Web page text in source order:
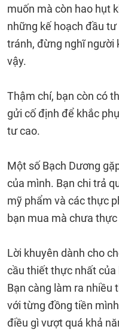
muốn mà còn hao hụt
những kế hoạch đầu
tránh, đừng nghĩ người
vậy.
Thậm chí, bạn còn có
gửi cố định để khắc
tư cao.
Một số Bạch Dương
của mình. Bạn chi trả
mỹ phẩm và các thực
bạn mua mà chưa
Lời khuyên dành cho
cầu thiết thực nhất
Bạn càng làm ra nhiều
với từng đồng tiền
điều gì vượt quá khả